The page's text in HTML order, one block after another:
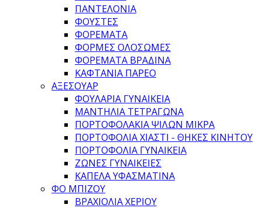
ΠΑΝΤΕΛΌΝΙΑ
ΦΟΎΣΤΕΣ
ΦΟΡΈΜΑΤΑ
ΦΌΡΜΕΣ ΟΛΌΣΩΜΕΣ
ΦΟΡΈΜΑΤΑ ΒΡΑΔΙΝΆ
ΚΑΦΤΆΝΙΑ ΠΑΡΕΌ
ΑΞΕΣΟΥΑΡ
ΦΟΥΛΆΡΙΑ ΓΥΝΑΙΚΕΊΑ
ΜΑΝΤΉΛΙΑ ΤΕΤΡΆΓΩΝΑ
ΠΟΡΤΟΦΟΛΆΚΙΑ ΨΙΛΏΝ ΜΙΚΡΆ
ΠΟΡΤΟΦΌΛΙΑ ΧΙΑΣΤΊ - ΘΉΚΕΣ ΚΙΝΗΤΟΎ
ΠΟΡΤΟΦΌΛΙΑ ΓΥΝΑΙΚΕΊΑ
ΖΏΝΕΣ ΓΥΝΑΙΚΕΊΕΣ
ΚΑΠΈΛΑ ΥΦΑΣΜΆΤΙΝΑ
ΦΟ ΜΠΙΖΟΥ
ΒΡΑΧΙΌΛΙΑ ΧΕΡΙΟΎ